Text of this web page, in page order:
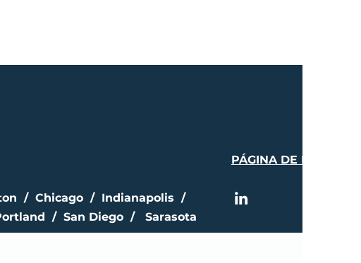
PÁGINA DE PRENSA
/ Chicago / Indianapolis /
/ San Diego / Sarasota